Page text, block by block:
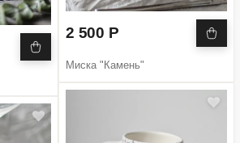
2 500 Р
Миска "Камень"